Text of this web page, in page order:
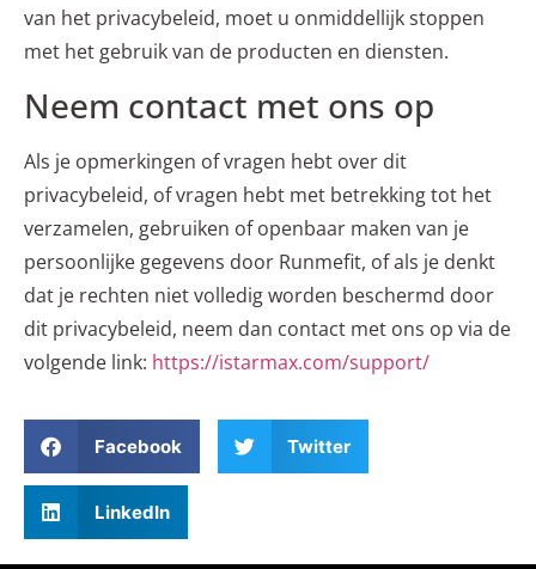
van het privacybeleid, moet u onmiddellijk stoppen
met het gebruik van de producten en diensten.
Neem contact met ons op
Als je opmerkingen of vragen hebt over dit
privacybeleid, of vragen hebt met betrekking tot het
verzamelen, gebruiken of openbaar maken van je
persoonlijke gegevens door Runmefit, of als je denkt
dat je rechten niet volledig worden beschermd door
dit privacybeleid, neem dan contact met ons op via de
volgende link: https://istarmax.com/support/
Facebook Twitter
LinkedIn